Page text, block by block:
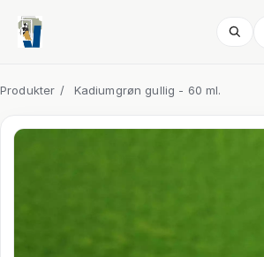
Produkter / Kadiumgrøn gullig - 60 ml.